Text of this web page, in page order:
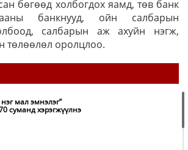
бөгөөд холбогдох яамд, төв банк
банкнууд, ойн салбарын
салбарын аж ахуйн нэгж,
төлөөлөл оролцлоо.
мал эмнэлэг”
суманд хэрэгжүүлнэ